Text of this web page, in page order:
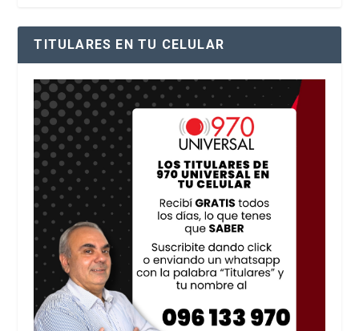
TITULARES EN TU CELULAR